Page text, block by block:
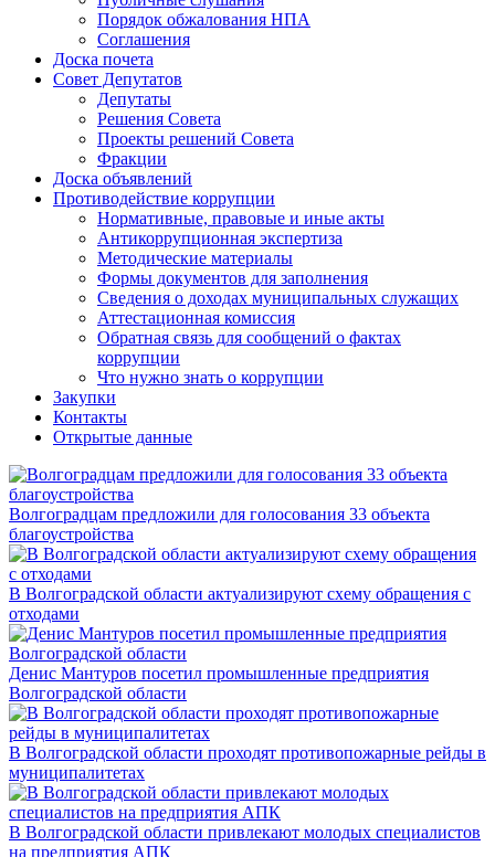
Порядок обжалования НПА
Соглашения
Доска почета
Совет Депутатов
Депутаты
Решения Совета
Проекты решений Совета
Фракции
Доска объявлений
Противодействие коррупции
Нормативные, правовые и иные акты
Антикоррупционная экспертиза
Методические материалы
Формы документов для заполнения
Сведения о доходах муниципальных служащих
Аттестационная комиссия
Обратная связь для сообщений о фактах
коррупции
Что нужно знать о коррупции
Закупки
Контакты
Открытые данные
Волгоградцам предложили для голосования 33 объекта
благоустройства
В Волгоградской области актуализируют схему обращения с
отходами
Денис Мантуров посетил промышленные предприятия
Волгоградской области
В Волгоградской области проходят противопожарные рейды в
муниципалитетах
В Волгоградской области привлекают молодых специалистов
на предприятия АПК